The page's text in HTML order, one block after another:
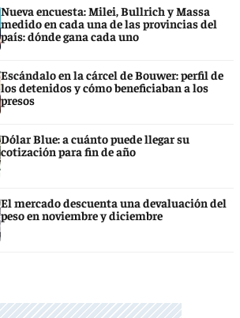
Nueva encuesta: Milei, Bullrich y Massa
medido en cada una de las provincias del
país: dónde gana cada uno
Escándalo en la cárcel de Bouwer: perfil de
los detenidos y cómo beneficiaban a los
presos
Dólar Blue: a cuánto puede llegar su
cotización para fin de año
El mercado descuenta una devaluación del
peso en noviembre y diciembre